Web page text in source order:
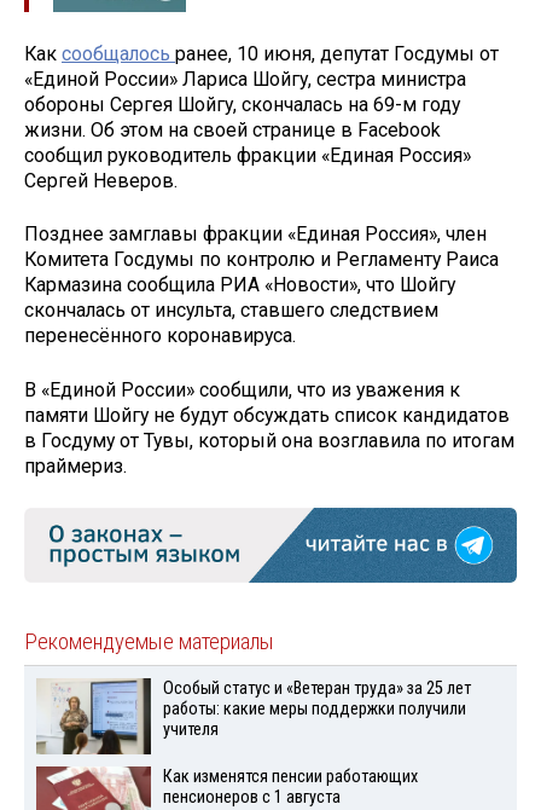
Как сообщалось ранее, 10 июня, депутат Госдумы от
«Единой России» Лариса Шойгу, сестра министра
обороны Сергея Шойгу, скончалась на 69-м году
жизни. Об этом на своей странице в Facebook
сообщил руководитель фракции «Единая Россия»
Сергей Неверов.
Позднее замглавы фракции «Единая Россия», член
Комитета Госдумы по контролю и Регламенту Раиса
Кармазина сообщила РИА «Новости», что Шойгу
скончалась от инсульта, ставшего следствием
перенесённого коронавируса.
В «Единой России» сообщили, что из уважения к
памяти Шойгу не будут обсуждать список кандидатов
в Госдуму от Тувы, который она возглавила по итогам
праймериз.
Рекомендуемые материалы
Особый статус и «Ветеран труда» за 25 лет
работы: какие меры поддержки получили
учителя
Как изменятся пенсии работающих
пенсионеров с 1 августа